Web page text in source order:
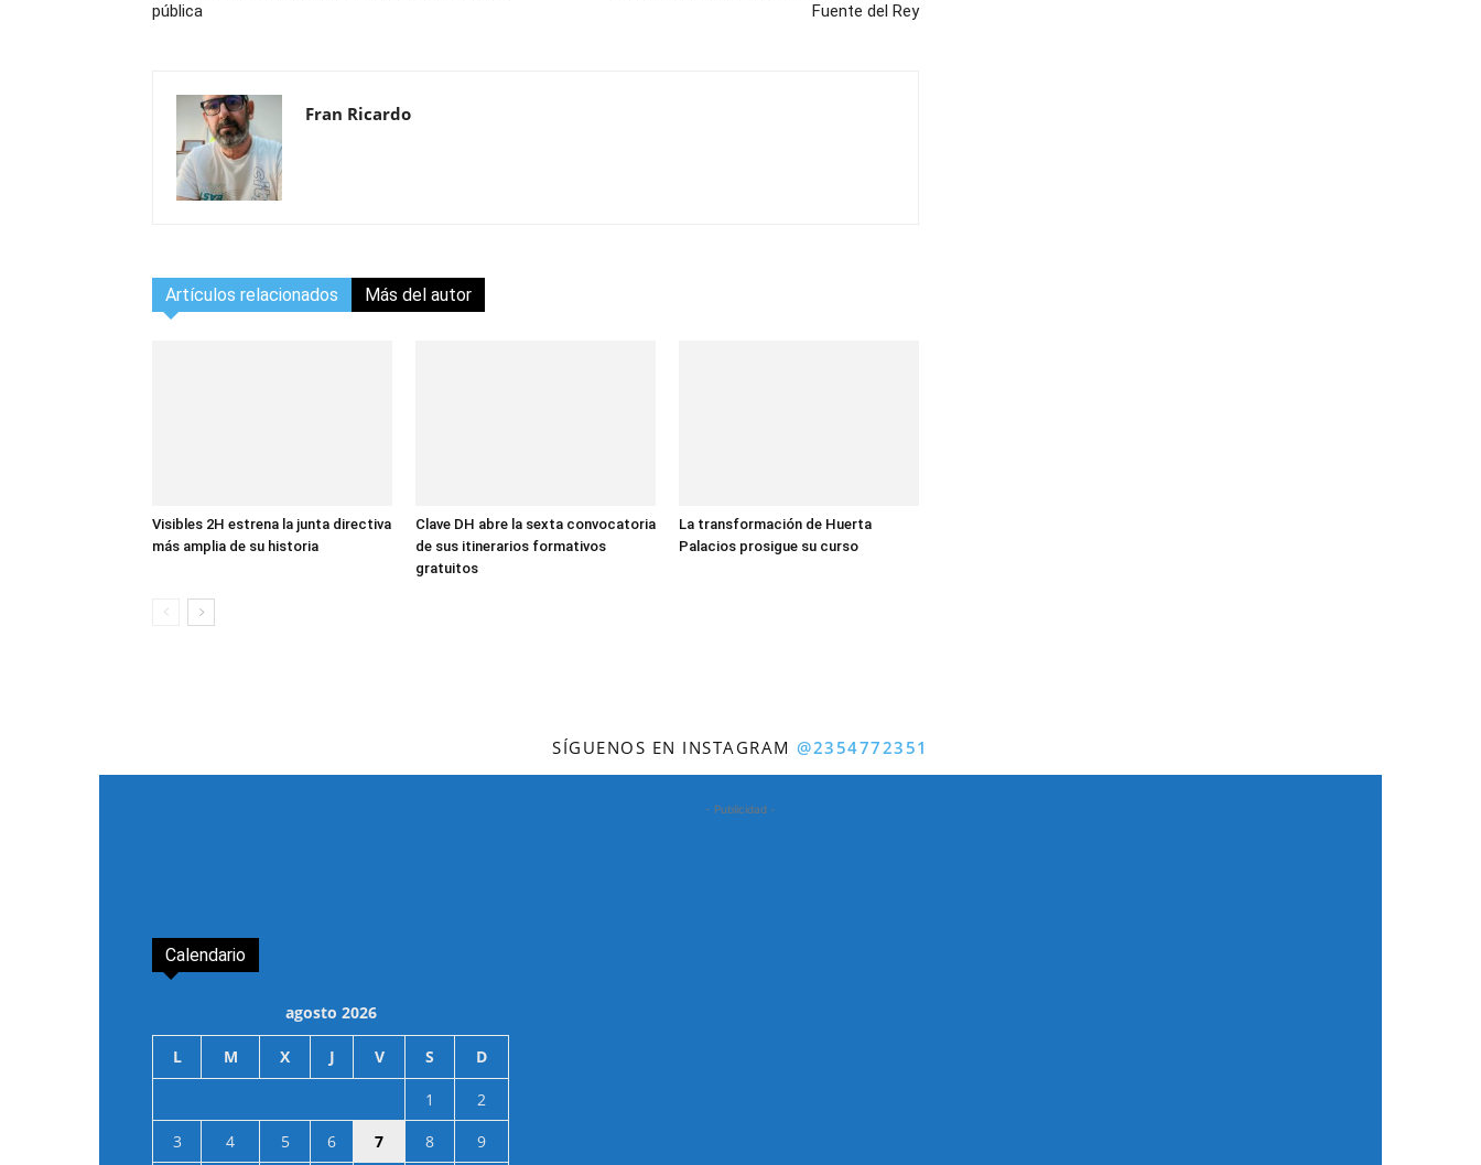
pública
Fuente del Rey
Fran Ricardo
Artículos relacionados Más del autor
Visibles 2H estrena la junta directiva
más amplia de su historia
Clave DH abre la sexta convocatoria
de sus itinerarios formativos
gratuitos
La transformación de Huerta
Palacios prosigue su curso
SÍGUENOS EN INSTAGRAM@2354772351
- Publicidad -
Calendario
agosto 2026
L M X J V S D
1
2
3
4 5 6 7 8 9